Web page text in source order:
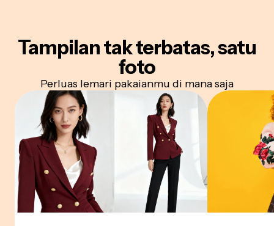
Tampilan tak terbatas,satu
foto
Perluas lemari pakaianmu di mana saja